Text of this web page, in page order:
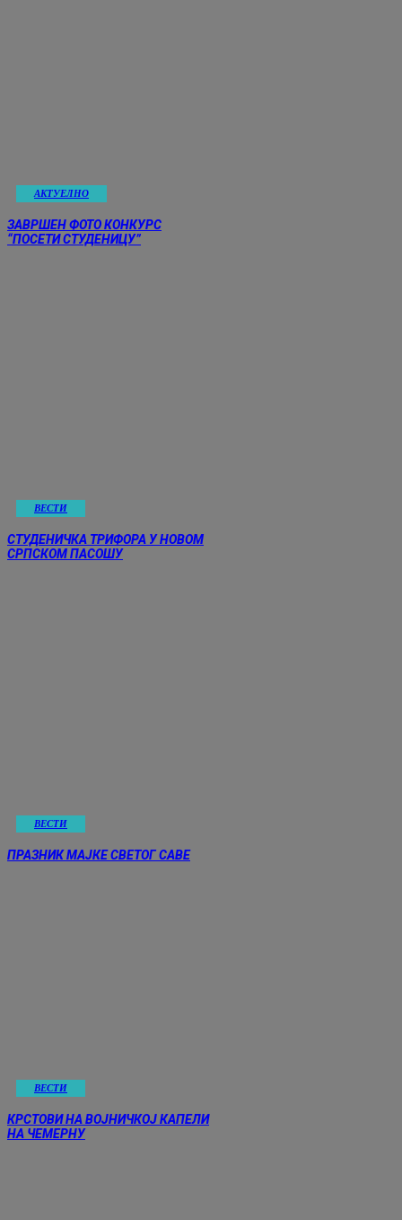
АКТУЕЛНО
ЗАВРШЕН ФОТО КОНКУРС
“ПОСЕТИ СТУДЕНИЦУ”
ВЕСТИ
СТУДЕНИЧКА ТРИФОРА У НОВОМ
СРПСКОМ ПАСОШУ
ВЕСТИ
ПРАЗНИК МАЈКЕ СВЕТОГ САВЕ
ВЕСТИ
КРСТОВИ НА ВОЈНИЧКОЈ КАПЕЛИ
НА ЧЕМЕРНУ